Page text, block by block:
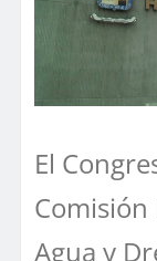
El
Agua y